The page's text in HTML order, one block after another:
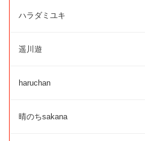
ハラダミユキ
遥川遊
haruchan
晴のちsakana